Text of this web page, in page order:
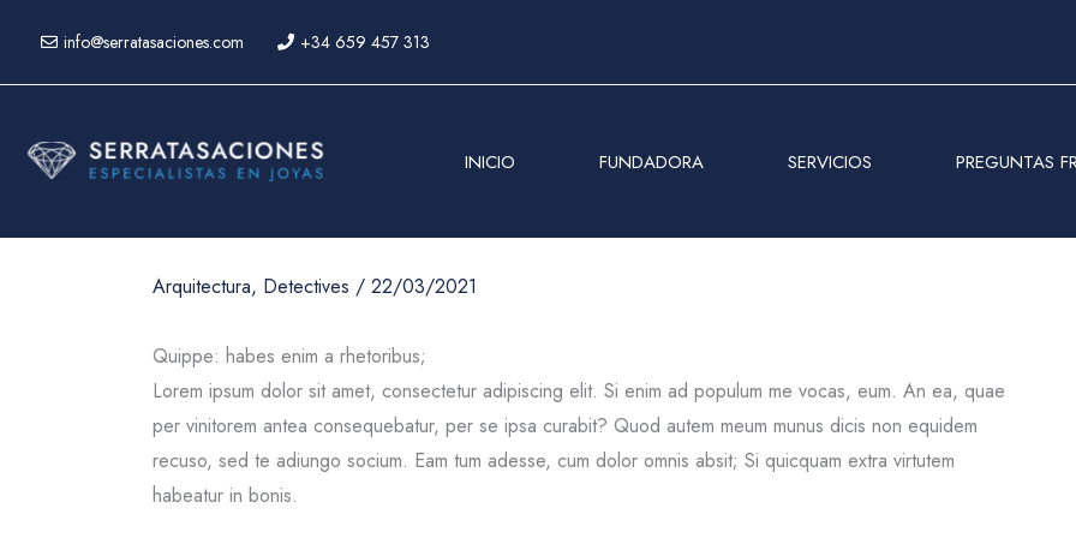
contenido
info@serratasaciones.com +34 659 457 313
INICIO FUNDADORA SERVICIOS PREGUNTAS
Arquitectura, Detectives / 22/03/2021
Quippe: habes enim a rhetoribus;
Lorem ipsum dolor sit amet, consectetur adipiscing elit. Si enim ad populum me vocas, eum. An ea, quae
per vinitorem antea consequebatur, per se ipsa curabit? Quod autem meum munus dicis non equidem
recuso, sed te adiungo socium. Eam tum adesse, cum dolor omnis absit; Si quicquam extra virtutem
habeatur in bonis.